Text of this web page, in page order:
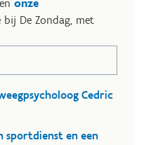
onze
bij De Zondag, met
Cedric
sportdienst en een